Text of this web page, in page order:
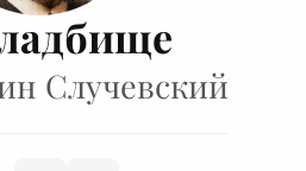
Случевский